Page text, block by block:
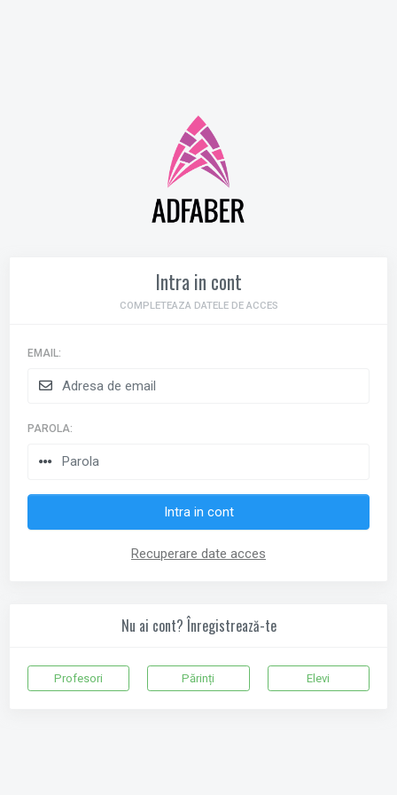
Intra in cont
COMPLETEAZA DATELE DE ACCES
EMAIL:
PAROLA:
Recuperare date acces
Nu ai cont? Înregistrează-te
Profesori Părinți Elevi